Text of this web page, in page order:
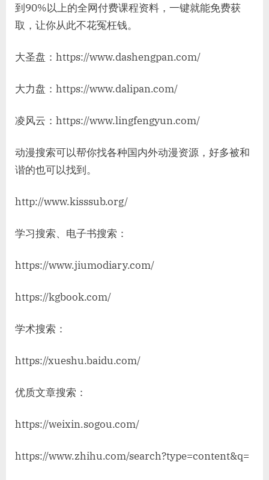
到90%以上的全网付费课程资料，一键就能免费获
取，让你从此不花冤枉钱。
大圣盘：https://www.dashengpan.com/
大力盘：https://www.dalipan.com/
凌风云：https://www.lingfengyun.com/
动漫搜索可以帮你找各种国内外动漫资源，好多被和
谐的也可以找到。
http://www.kisssub.org/
学习搜索、电子书搜索：
https://www.jiumodiary.com/
https://kgbook.com/
学术搜索：
https://xueshu.baidu.com/
优质文章搜索：
https://weixin.sogou.com/
https://www.zhihu.com/search?type=content&q=